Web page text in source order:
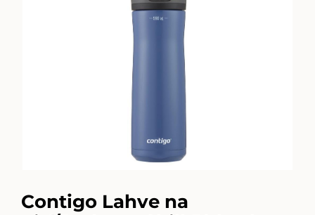
Contigo Lahve na